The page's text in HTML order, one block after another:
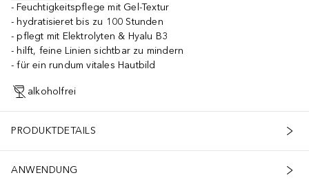
Feuchtigkeitspflege mit Gel-Textur
hydratisieret bis zu 100 Stunden
pflegt mit Elektrolyten & Hyalu B3
hilft, feine Linien sichtbar zu mindern
für ein rundum vitales Hautbild
alkoholfrei
PRODUKTDETAILS
ANWENDUNG